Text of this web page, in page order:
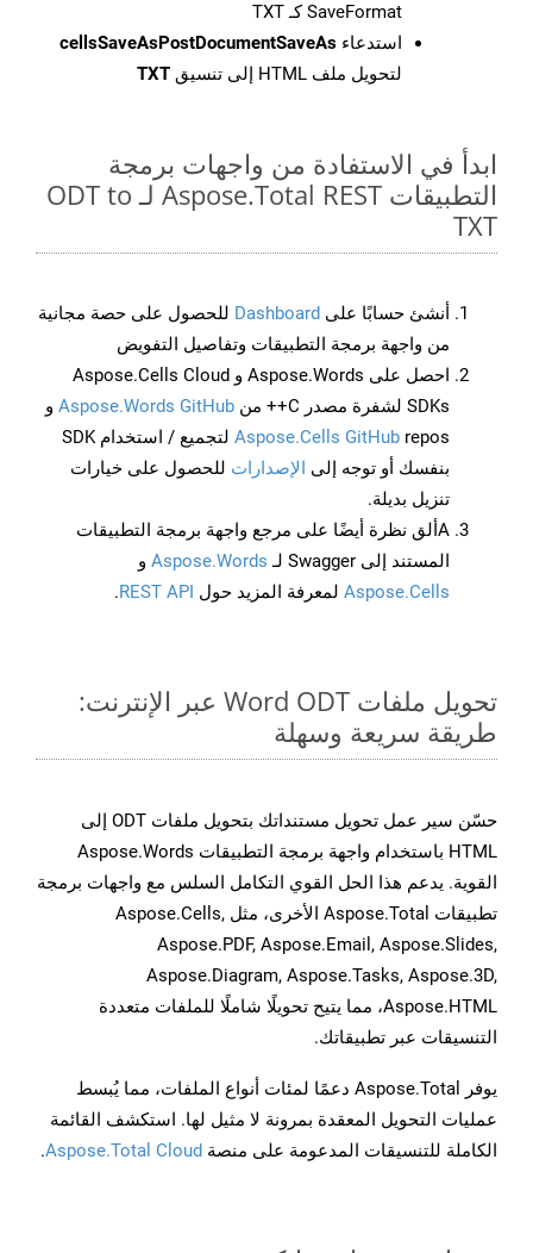
SaveFormat كـ TXT
استدعاء cellsSaveAsPostDocumentSaveAs
لتحويل ملف HTML إلى تنسيق
TXT
ابدأ في الاستفادة من واجهات برمجة
التطبيقات Aspose.Total REST لـ ODT to
TXT
أنشئ حسابًا على Dashboard للحصول على حصة مجانية
من واجهة برمجة التطبيقات وتفاصيل التفويض
احصل على Aspose.Words و Aspose.Cells Cloud
SDKs لشفرة مصدر C++ من
Aspose.Words GitHub و
Aspose.Cells GitHub
repos لتجميع / استخدام SDK
بنفسك أو توجه إلى الإصدارات للحصول على خيارات
تنزيل بديلة.
Aألق نظرة أيضًا على مرجع واجهة برمجة التطبيقات
المستند إلى Swagger لـ
Aspose.Words و
Aspose.Cells لمعرفة المزيد حول REST API
.
تحويل ملفات Word ODT عبر الإنترنت:
طريقة سريعة وسهلة
حسّن سير عمل تحويل مستنداتك بتحويل ملفات ODT إلى
HTML باستخدام واجهة برمجة التطبيقات Aspose.Words
القوية. يدعم هذا الحل القوي التكامل السلس مع واجهات برمجة
تطبيقات Aspose.Total الأخرى، مثل Aspose.Cells,
Aspose.PDF, Aspose.Email, Aspose.Slides,
Aspose.Diagram, Aspose.Tasks, Aspose.3D,
Aspose.HTML، مما يتيح تحويلًا شاملًا للملفات متعددة
التنسيقات عبر تطبيقاتك.
يوفر Aspose.Total دعمًا لمئات أنواع الملفات، مما يُبسط
عمليات التحويل المعقدة بمرونة لا مثيل لها. استكشف القائمة
الكاملة للتنسيقات المدعومة على منصة Aspose.Total Cloud
.